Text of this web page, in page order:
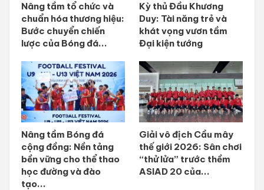
Nâng tầm tổ chức và
chuẩn hóa thương hiệu:
Bước chuyển chiến
lược của Bóng đá...
Kỳ thủ Đầu Khương
Duy: Tài năng trẻ và
khát vọng vươn tầm
Đại kiện tướng
Nâng tầm Bóng đá
cộng đồng: Nền tảng
bền vững cho thể thao
học đường và đào
tạo...
Giải vô địch Cầu mây
thế giới 2026: Sân chơi
“thử lửa” trước thềm
ASIAD 20 của...